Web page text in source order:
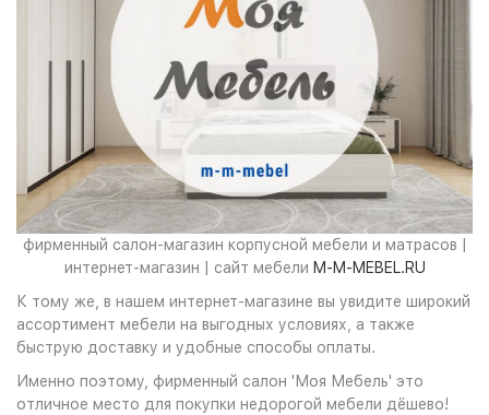
фирменный салон-магазин корпусной мебели и матрасов |
интернет-магазин | сайт мебели M-M-MEBEL.RU
К тому же, в нашем интернет-магазине вы увидите широкий
ассортимент мебели на выгодных условиях, а также
быструю доставку и удобные способы оплаты.
Именно поэтому, фирменный салон 'Моя Мебель' это
отличное место для покупки недорогой мебели дёшево!